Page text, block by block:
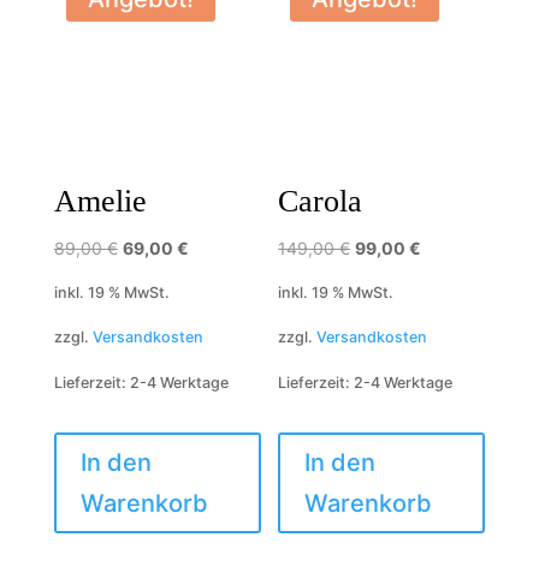
Amelie
89,00€ Ursprünglicher
89,00 €
69,00 €Aktueller
69,00 €.
inkl. 19 % MwSt.
zzgl. Versandkosten
Lieferzeit: 2-4 Werktage
In den
Warenkorb
Carola
149,00€ Ursprünglicher
149,00 €
99,00€
99,00 €.
inkl. 19 % MwSt.
zzgl.Versandkosten
Lieferzeit: 2-4 Werktage
In den
Warenkorb